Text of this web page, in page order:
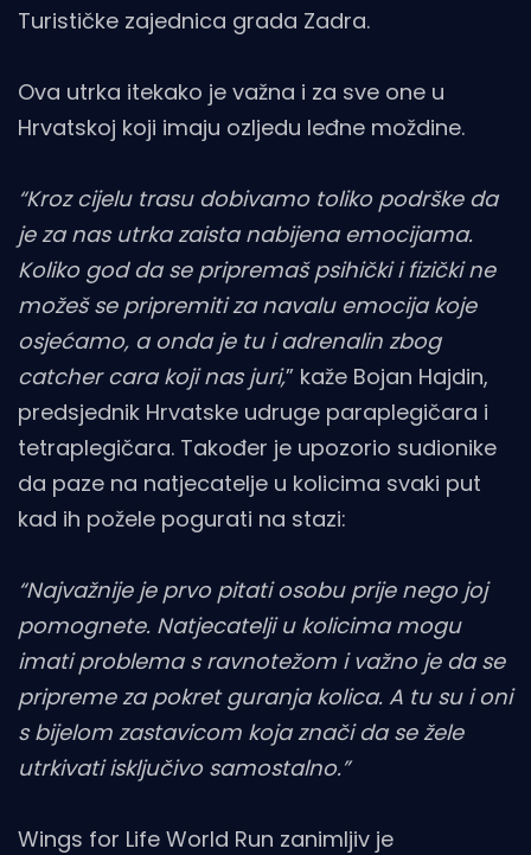
Turističke zajednica grada Zadra.
Ova utrka itekako je važna i za sve one u
Hrvatskoj koji imaju ozljedu leđne moždine.
“Kroz cijelu trasu dobivamo toliko podrške da
je za nas utrka zaista nabijena emocijama.
Koliko god da se pripremaš psihički i fizički ne
možeš se pripremiti za navalu emocija koje
osjećamo, a onda je tu i adrenalin zbog
catcher cara koji nas juri,” kaže Bojan Hajdin,
predsjednik Hrvatske udruge paraplegičara i
tetraplegičara. Također je upozorio sudionike
da paze na natjecatelje u kolicima svaki put
kad ih požele pogurati na stazi:
“Najvažnije je prvo pitati osobu prije nego joj
pomognete. Natjecatelji u kolicima mogu
imati problema s ravnotežom i važno je da se
pripreme za pokret guranja kolica. A tu su i oni
s bijelom zastavicom koja znači da se žele
utrkivati isključivo samostalno.”
Wings for Life World Run zanimljiv je